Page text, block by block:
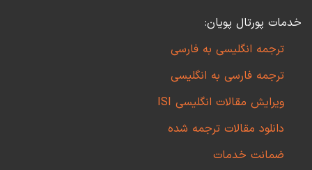
خدمات پورتال پویان:
ترجمه انگلیسی به فارسی
ترجمه فارسی به انگلیسی
ویرایش مقالات انگلیسی ISI
دانلود مقالات ترجمه شده
ضمانت خدمات